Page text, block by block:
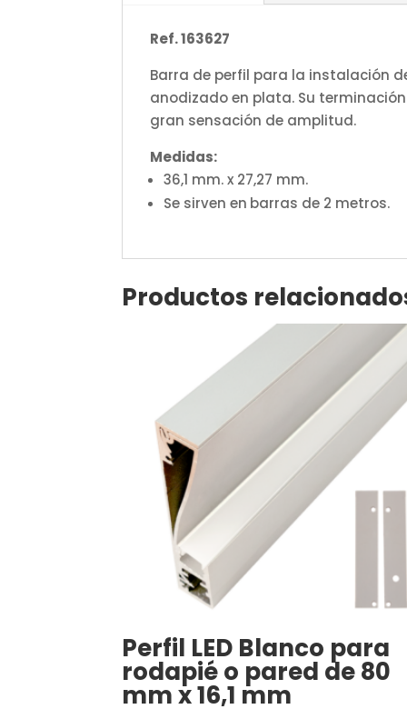
Ref. 163627
Barra de perfil para la instalación
anodizado en plata. Su
gran sensación de amplitud.
Medidas:
36,1 mm. x 27,27 mm.
Se sirven en barras de 2 metros.
Productos
Perfil LED Blanco para
rodapié o pared de 80
mm x 16,1 mm